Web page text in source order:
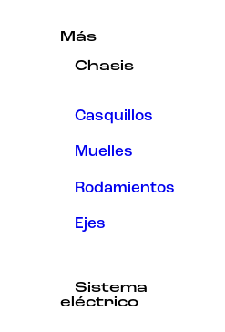
Más
Chasis
Casquillos
Muelles
Rodamientos
Ejes
Sistema
eléctrico